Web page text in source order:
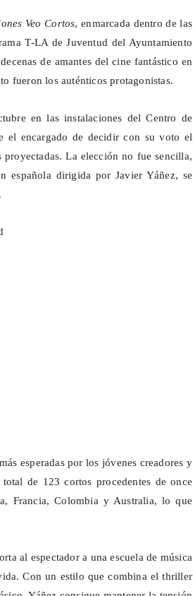
Veo Cortos, enmarcada dentro de las
T-LA de Juventud del Ayuntamiento
de amantes del cine fantástico en
fueron los auténticos protagonistas.
en las instalaciones del Centro de
el encargado de decidir con su voto el
proyectadas. La elección no fue sencilla,
española dirigida por Javier Yáñez, se
esperadas por los jóvenes creadores y
de 123 cortos procedentes de once
Francia, Colombia y Australia, lo que
al espectador a una escuela de música
Con un estilo que combina el thriller